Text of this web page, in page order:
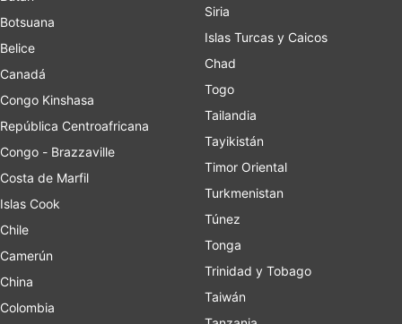
Botsuana
Belice
Canadá
Congo Kinshasa
República Centroafricana
Congo - Brazzaville
Costa de Marfil
Islas Cook
Chile
Camerún
China
Colombia
Siria
Islas Turcas y Caicos
Chad
Togo
Tailandia
Tayikistán
Timor Oriental
Turkmenistan
Túnez
Tonga
Trinidad y Tobago
Taiwán